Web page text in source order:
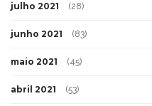
julho 2021 (28)
junho 2021 (83)
maio 2021 (45)
abril 2021 (53)